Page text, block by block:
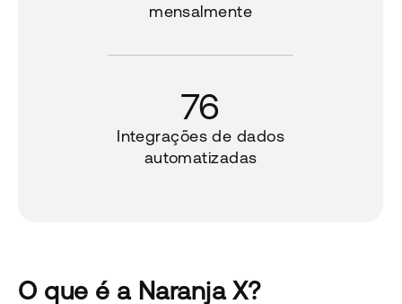
mensalmente
76
Integrações de dados
automatizadas
O que é a Naranja X?